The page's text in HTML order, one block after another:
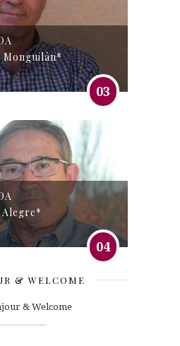
Monguilán*
03
04
& WELCOME